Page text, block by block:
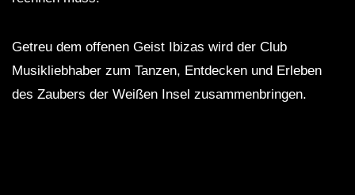
Getreu dem offenen Geist Ibizas wird der Club
Musikliebhaber zum Tanzen, Entdecken und Erleben
des Zaubers der Weißen Insel zusammenbringen.